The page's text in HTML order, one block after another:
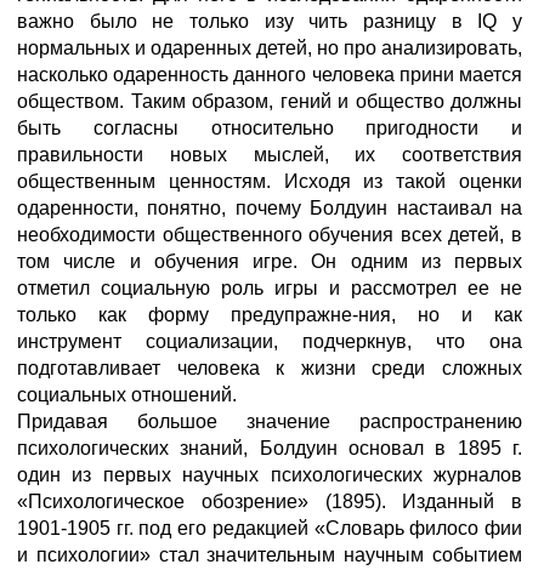
важно было не только изу чить разницу в IQ у
нормальных и одаренных детей, но про анализировать,
насколько одаренность данного человека прини мается
обществом. Таким образом, гений и общество должны
быть согласны относительно пригодности и
правильности новых мыслей, их соответствия
общественным ценностям. Исходя из такой оценки
одаренности, понятно, почему Болдуин настаивал на
необходимости общественного обучения всех детей, в
том числе и обучения игре. Он одним из первых
отметил социальную роль игры и рассмотрел ее не
только как форму предупражне-ния, но и как
инструмент социализации, подчеркнув, что она
подготавливает человека к жизни среди сложных
социальных отношений.
Придавая большое значение распространению
психологических знаний, Болдуин основал в 1895 г.
один из первых научных психологических журналов
«Психологическое обозрение» (1895). Изданный в
1901-1905 гг. под его редакцией «Словарь филосо фии
и психологии» стал значительным научным событием